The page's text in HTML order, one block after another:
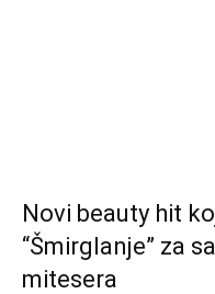
Novi beauty hit
“Šmirglanje” za
mitesera